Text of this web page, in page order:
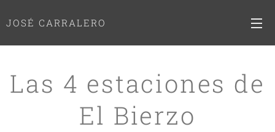
JOSÉ CARRALERO
Las 4 estaciones de
El Bierzo